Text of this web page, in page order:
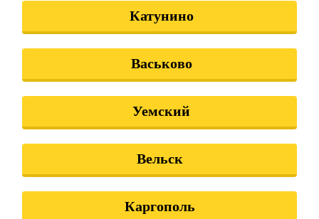
Катунино
Васьково
Уемский
Вельск
Каргополь